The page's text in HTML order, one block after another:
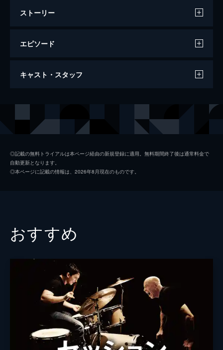
ストーリー
エピソード
ラ・ラ・ランド
キャスト・スタッフ
ミア エマ・ストーン
キャリー・ヘルナンデス
ミーガン・フェイ
デイモン・ガプトン
◎記載の無料トライアルは本ページ経由の新規登録に適用。無料期間終了後は通常料金で
自動更新となります。
◎本ページに記載の情報は、2026年8月現在のものです。
おすすめ